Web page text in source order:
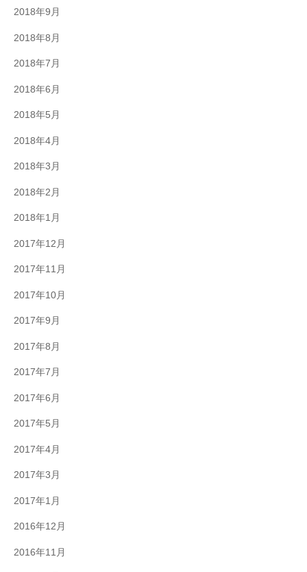
2018年9月
2018年8月
2018年7月
2018年6月
2018年5月
2018年4月
2018年3月
2018年2月
2018年1月
2017年12月
2017年11月
2017年10月
2017年9月
2017年8月
2017年7月
2017年6月
2017年5月
2017年4月
2017年3月
2017年1月
2016年12月
2016年11月